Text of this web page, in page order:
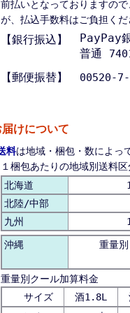
前払いとなっておりますの
が、払込手数料はご負担くだ
【銀行振込】 PayPay
普通
【郵便振替】
00520-
けについて
料は地域・梱包・数によっ
１梱包あたりの地域別送料区
北海道
北陸/中部
九州
沖縄
重量
重量別クール加算料金
サイズ
酒1.8L